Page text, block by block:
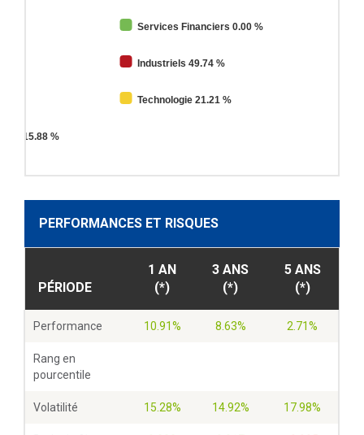
Services Financiers 0.00 %
Industriels 49.74 %
Technologie 21.21 %
15.88 %
PERFORMANCES ET RISQUES
PÉRIODE
1 AN
(*)
3 ANS
(*)
5 ANS
(*)
Performance 10.91% 8.63% 2.71%
Rang en
pourcentile
Volatilité 15.28% 14.92% 17.98%